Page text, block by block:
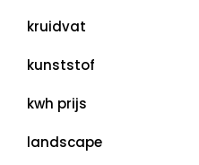
kruidvat
kunststof
kwh prijs
landscape